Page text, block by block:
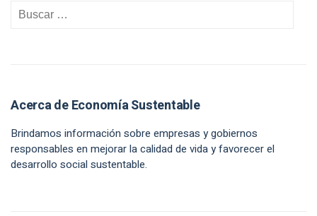
Acerca de Economía Sustentable
Brindamos información sobre empresas y gobiernos
responsables en mejorar la calidad de vida y favorecer el
desarrollo social sustentable.